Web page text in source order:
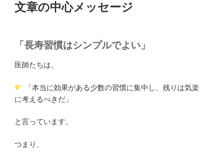
文章の中心メッセージ
「長寿習慣はシンプルでよい」
医師たちは、
「本当に効果がある少数の習慣に集中し、残りは気楽
に考えるべきだ」
と言っています。
つまり、